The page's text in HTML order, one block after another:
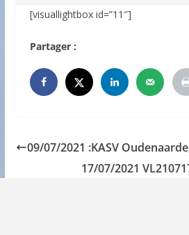
[visuallightbox id=”11″]
Partager :
09/07/2021 :KASV
17/07/2021